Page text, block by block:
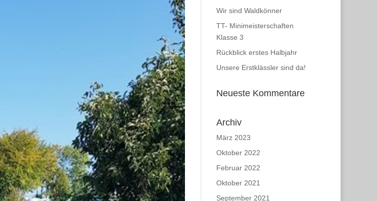
Wir sind Waldkönner
TT- Minimeisterschaften
Klasse 3
Rückblick erstes Halbjahr
Unsere Erstklässler sind da!
Neueste Kommentare
Archiv
März 2023
Oktober 2022
Februar 2022
Oktober 2021
September 2021